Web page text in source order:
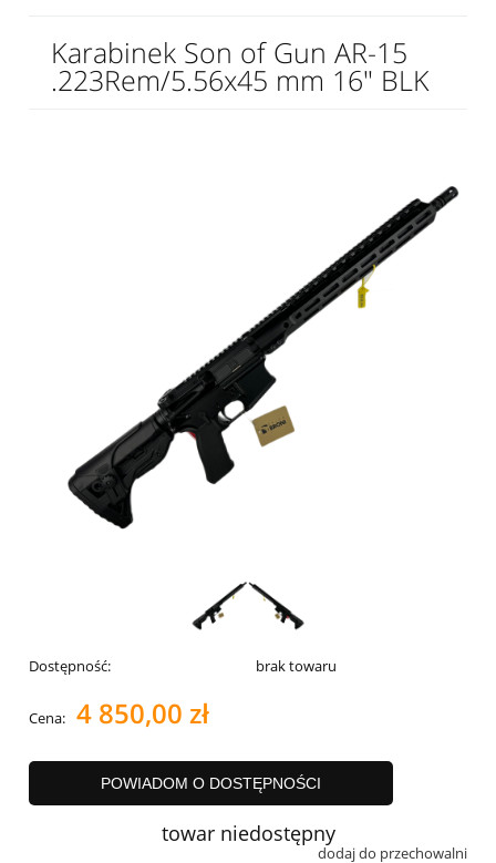
Karabinek Son of Gun AR-15
.223Rem/5.56x45 mm 16" BLK
Dostępność: brak towaru
Cena: 4 850,00 zł
POWIADOM O DOSTĘPNOŚCI
towar niedostępny
dodaj do przechowalni